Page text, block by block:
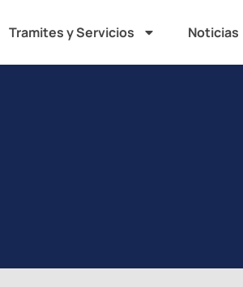
Tramites y Servicios Noticias